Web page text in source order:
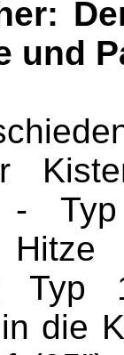
und
-
Typ
die